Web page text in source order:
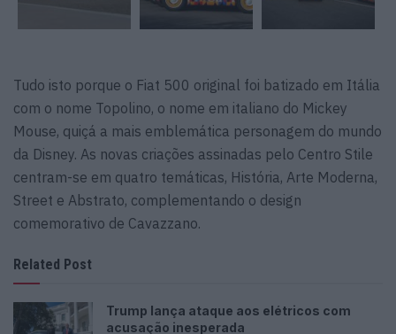
Tudo isto porque o Fiat 500 original foi batizado em Itália
com o nome Topolino, o nome em italiano do Mickey
Mouse, quiçá a mais emblemática personagem do mundo
da Disney. As novas criações assinadas pelo Centro Stile
centram-se em quatro temáticas, História, Arte Moderna,
Street e Abstrato, complementando o design
comemorativo de Cavazzano.
Related Post
Trump lança ataque aos elétricos com
acusação inesperada